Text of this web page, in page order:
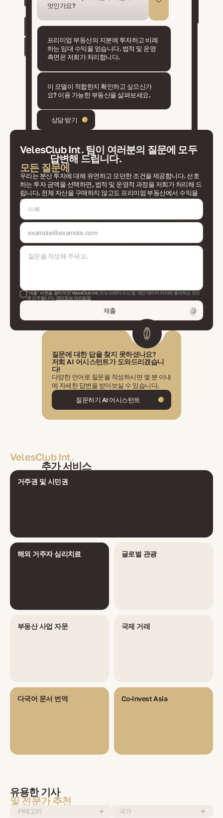
엇인가요?
프리미엄 부동산의 지분에 투자하고 비례
하는 임대 수익을 얻습니다. 법적 및 운영
측면은 저희가 처리합니다.
이 모델이 적합한지 확인하고 싶으신가
요? 이용 가능한 부동산을 살펴보세요.
상담 받기
VelesClub Int. 팀이 여러분의 질문에 모두
답변해 드립니다.
모든 질문에
우리는 분산 투자에 대해 유연하고 모던한 조건을 제공합니다. 선호
하는 투자 금액을 선택하면, 법적 및 운영적 과정을 저희가 처리해 드
립니다. 전체 자산을 구매하지 않고도 프리미엄 부동산에서 수익을
얻어보세요.
"제출" 버튼을 클릭하면 VelesClub Int.의 뉴스레터 수신 및 개인 데이터 처리에 동의하는 것으
로 간주됩니다. 개인정보 처리방침
제출
질문에 대한 답을 찾지 못하셨나요?
저희 AI 어시스턴트가 도와드리겠습니
다!
다양한 언어로 질문을 작성하시면 몇 분 이내
에 자세한 답변을 받아보실 수 있습니다.
질문하기 AI 어시스턴트
VelesClub Int.
추가 서비스
거주권 및 시민권
해외 거주자 심리치료 글로벌 관광
부동산 사업 자문 국제 거래
다국어 문서 번역 Co-Invest Asia
유용한 기사
및 전문가 추천
카테고리 국가